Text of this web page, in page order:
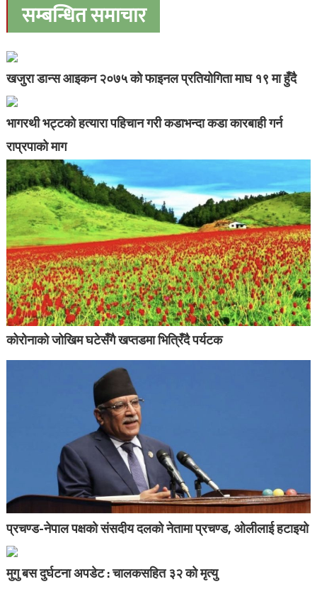
सम्बन्धित समाचार
खजुरा डान्स आइकन २०७५ को फाइनल प्रतियोगिता माघ १९ मा हुँदै
भागरथी भट्टको हत्यारा पहिचान गरी कडाभन्दा कडा कारबाही गर्न
राप्रपाको माग
कोरोनाको जोखिम घटेसँगै खप्तडमा भित्रिँदै पर्यटक
प्रचण्ड-नेपाल पक्षको संसदीय दलको नेतामा प्रचण्ड, ओलीलाई हटाइयो
मुगु बस दुर्घटना अपडेट : चालकसहित ३२ को मृत्यु